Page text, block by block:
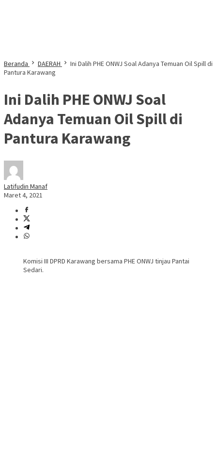
Beranda DAERAH
Ini Dalih PHE ONWJ Soal Adanya Temuan Oil Spill di
Pantura Karawang
Ini Dalih PHE ONWJ Soal
Adanya Temuan Oil Spill di
Pantura Karawang
Latifudin Manaf
Maret 4, 2021
Komisi III DPRD Karawang bersama PHE ONWJ tinjau Pantai
Sedari.